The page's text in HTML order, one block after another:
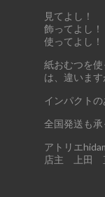
見てよし！
飾ってよし！
使ってよし！
紙おむつを
は、違います
インパクトの
全国発送も承
アトリエ
店主 上田